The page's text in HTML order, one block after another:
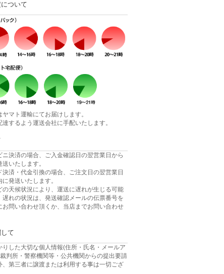
ついて
マト運輸にてお届けします。
するよう運送会社に手配いたします。
ニ決済の場合、ご入金確認日の翌営業日から
いたします。
決済・代金引換の場合、ご注文日の翌営業日
発送いたします。
天候状況により、運送に遅れが生じる可能
遅れの状況は、発送確認メールの伝票番号を
お問い合わせ頂くか、当店までお問い合わせ
て
りした大切な個人情報(住所・氏名・メールア
判所・警察機関等・公共機関からの提出要請
、第三者に譲渡または利用する事は一切ござ